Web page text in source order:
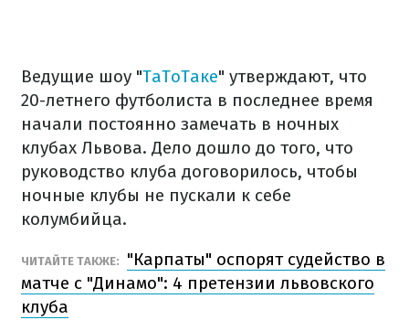
Ведущие шоу "ТаТоТаке" утверждают, что
20-летнего футболиста в последнее время
начали постоянно замечать в ночных
клубах Львова. Дело дошло до того, что
руководство клуба договорилось, чтобы
ночные клубы не пускали к себе
колумбийца.
ЧИТАЙТЕ ТАКЖЕ:
"Карпаты" оспорят судейство в
матче с "Динамо": 4 претензии львовского
клуба